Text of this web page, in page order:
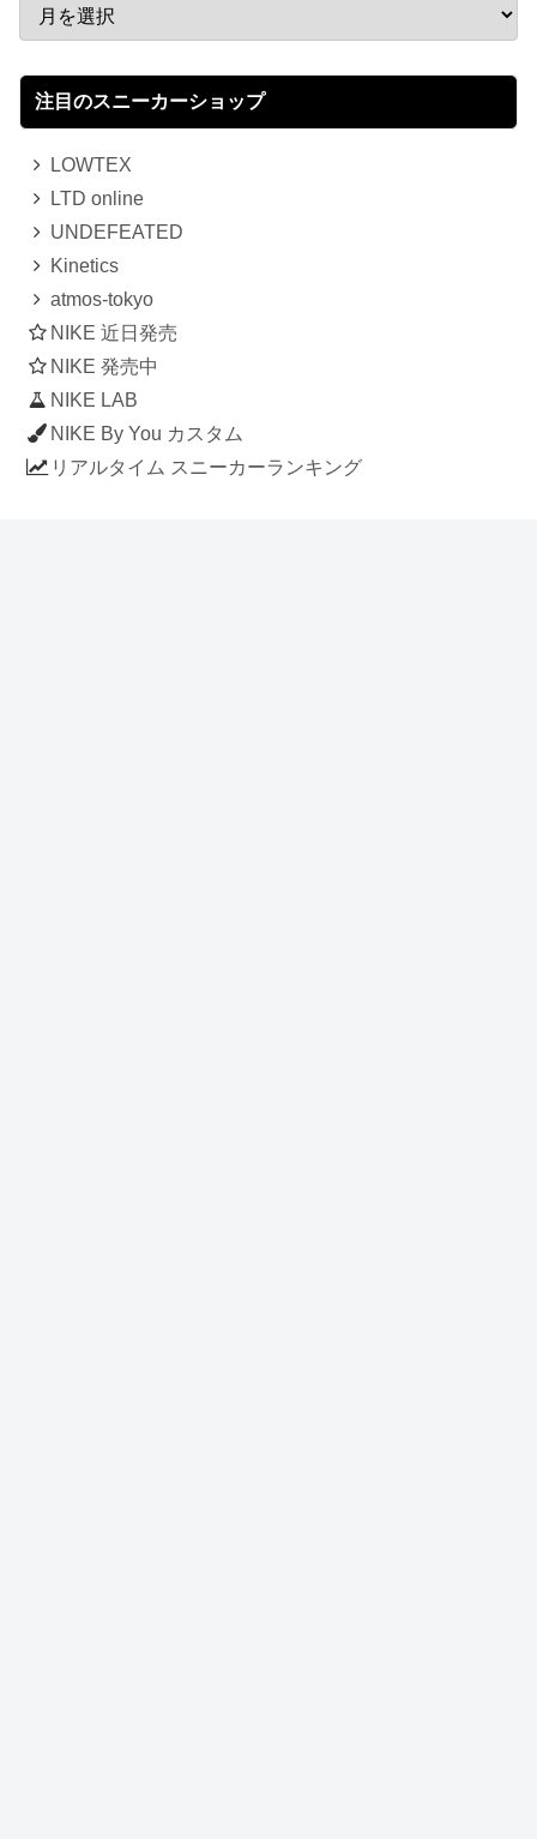
注目のスニーカーショップ
LOWTEX
LTD online
UNDEFEATED
Kinetics
atmos-tokyo
NIKE 近日発売
NIKE 発売中
NIKE LAB
NIKE By You カスタム
リアルタイム スニーカーランキング